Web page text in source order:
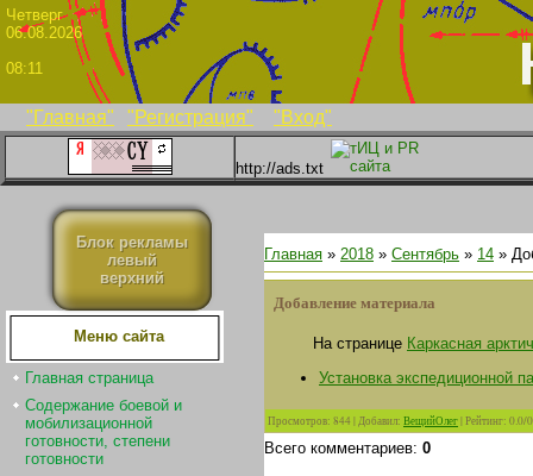
"Главная" "Регистрация" "Вход"
06.08.2026
08:11
http://ads.txt
Блок рекламы
левый
верхний
Меню сайта
Главная страница
Содержание боевой и
мобилизационной
готовности, степени
готовности
Главная » 2018 » Сентябрь » 14 »
Добавление материала
На странице Каркасная
Установка экспедиционной
Просмотров: 844|Добавил: ВещийОлег|Рейтинг: 0.0/0
Всего комментариев: 0